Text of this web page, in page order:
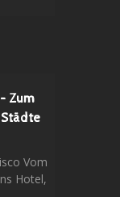
Zum
Vom
Hotel,